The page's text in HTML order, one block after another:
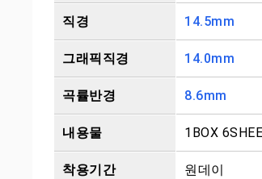
직경 14.5mm
그래픽직경 14.0mm
곡률반경 8.6mm
내용물 1BOX
착용기간 원데이